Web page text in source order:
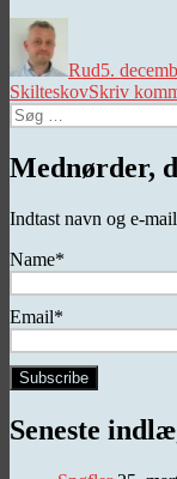
Rud5.
SkilteskovSkriv
Søg
efter:
Mednørder,
Indtast navn og e-
Name*
Email*
Seneste